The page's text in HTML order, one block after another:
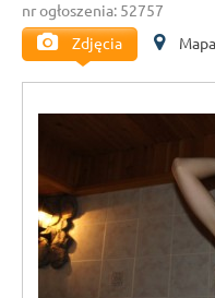
nr ogłoszenia: 52757
Zdjęcia
Mapa